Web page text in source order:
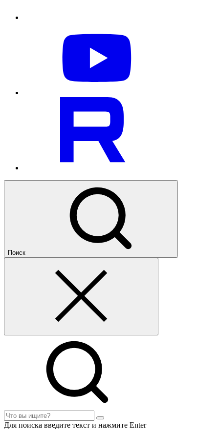
Поиск
Для поиска введите текст и нажмите Enter